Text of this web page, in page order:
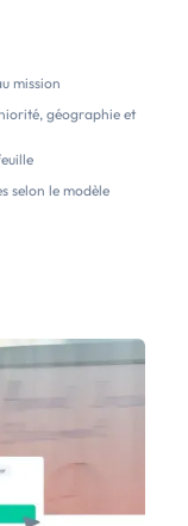
mission
géographie et
selon le modèle